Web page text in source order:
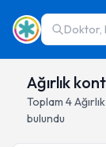
Doktor,
Ağırlık
Toplam 4
bulundu